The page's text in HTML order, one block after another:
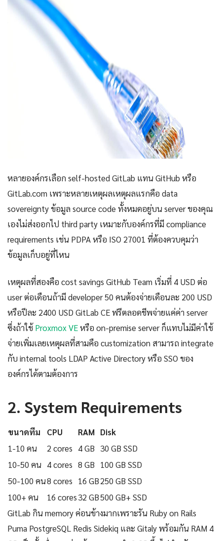
หลายองค์กรเลือก self-hosted GitLab แทน GitHub หรือ
GitLab.com เพราะหลายเหตุผลเหตุผลแรกคือ data
sovereignty ข้อมูล source code ทั้งหมดอยู่บน server ของคุณ
เองไม่ส่งออกไป third party เหมาะกับองค์กรที่มี compliance
requirements เช่น PDPA หรือ ISO 27001 ที่ต้องควบคุมว่า
ข้อมูลเก็บอยู่ที่ไหน
เหตุผลที่สองคือ cost savings GitHub Team เริ่มที่ 4 USD ต่อ
user ต่อเดือนถ้ามี developer 50 คนต้องจ่ายเดือนละ 200 USD
หรือปีละ 2400 USD GitLab CE ฟรีตลอดชีพจ่ายแค่ค่า server
ซึ่งถ้าใช้ Proxmox VEหรือ on-premise server ก็แทบไม่มีค่าใช้
จ่ายเพิ่มเลยเหตุผลที่สามคือ customization สามารถ integrate
กับ internal tools LDAP Active Directory หรือ SSO ของ
องค์กรได้ตามต้องการ
2. System Requirements
ขนาดทีม CPU RAM Disk
1-10 คน
2 cores 4 GB 30 GB SSD
10-50 คน 4 cores 8 GB 100 GB SSD
50-100 คน8 cores 16 GB250 GB SSD
100+ คน
16 cores32 GB500 GB+ SSD
GitLab กิน memory ค่อนข้างมากเพราะรัน Ruby on Rails
Puma PostgreSQL Redis Sidekiq และ Gitaly พร้อมกัน RAM 4